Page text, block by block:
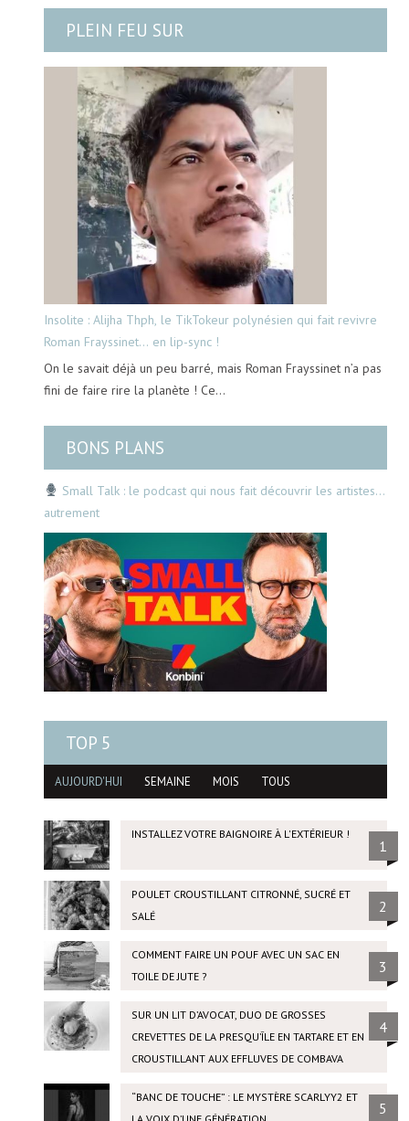
PLEIN FEU SUR
Insolite : Alijha Thph, le TikTokeur polynésien qui fait revivre
Roman Frayssinet… en lip-sync !
On le savait déjà un peu barré, mais Roman Frayssinet n’a pas
fini de faire rire la planète ! Ce…
BONS PLANS
Small Talk : le podcast qui nous fait découvrir les artistes…
autrement
TOP 5
AUJOURD'HUI SEMAINE MOIS TOUS
INSTALLEZ VOTRE BAIGNOIRE À L'EXTÉRIEUR !
1
POULET CROUSTILLANT CITRONNÉ, SUCRÉ ET
SALÉ
2
COMMENT FAIRE UN POUF AVEC UN SAC EN
TOILE DE JUTE ?
3
SUR UN LIT D’AVOCAT, DUO DE GROSSES
CREVETTES DE LA PRESQU’ÎLE EN TARTARE ET EN
CROUSTILLANT AUX EFFLUVES DE COMBAVA
4
“BANC DE TOUCHE” : LE MYSTÈRE SCARLYY2 ET
5